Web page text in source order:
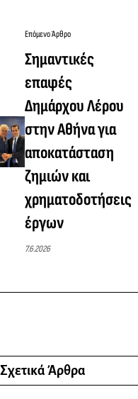
Επόμενο Άρθρο
Σημαντικές
επαφές
Δημάρχου Λέρου
στην Αθήνα για
αποκατάσταση
ζημιών και
χρηματοδοτήσεις
έργων
7.6.2026
Σχετικά Άρθρα